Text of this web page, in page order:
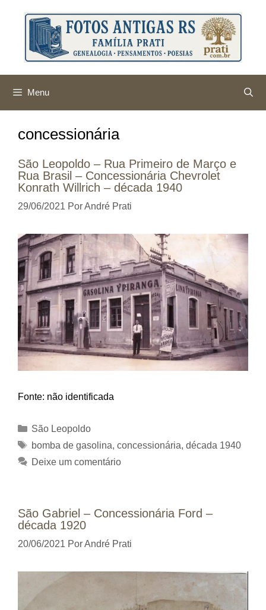
conteúdo
Menu
concessionária
São Leopoldo – Rua Primeiro de Março e
Rua Brasil – Concessionária Chevrolet
Konrath Willrich – década 1940
29/06/2021 PorAndré Prati
Fonte: não identificada
Categorias
São Leopoldo
Tags
bomba de gasolina, concessionária, década 1940
Deixe um comentário
São Gabriel – Concessionária Ford –
década 1920
20/06/2021 PorAndré Prati